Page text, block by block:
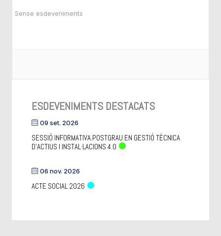
Sense esdeveniments
ESDEVENIMENTS DESTACATS
09 set. 2026
SESSIÓ INFORMATIVA.POSTGRAU EN GESTIÓ TÈCNICA
D’ACTIUS I INSTAL·LACIONS 4.0
06 nov. 2026
ACTE SOCIAL 2026